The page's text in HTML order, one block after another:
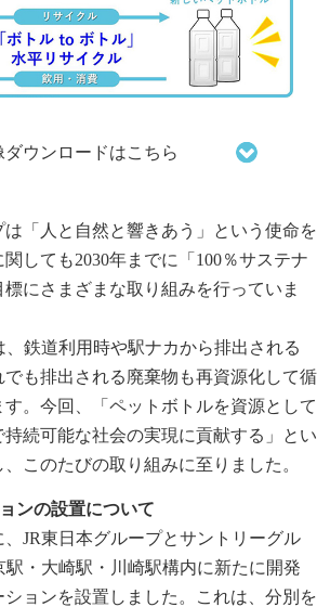
ダウンロードはこちら
「人と自然と響きあう」という使命を
しても2030年までに「100％サステナ
にさまざまな取り組みを行っていま
鉄道利用時や駅ナカから排出される
も排出される廃棄物も再資源化して循
。今回、「ペットボトルを資源として
続可能な社会の実現に貢献する」とい
このたびの取り組みに至りました。
ンの設置について
JR東日本グループとサントリーグル
駅・大崎駅・川崎駅構内に新たに開発
ションを設置しました。これは、分別を